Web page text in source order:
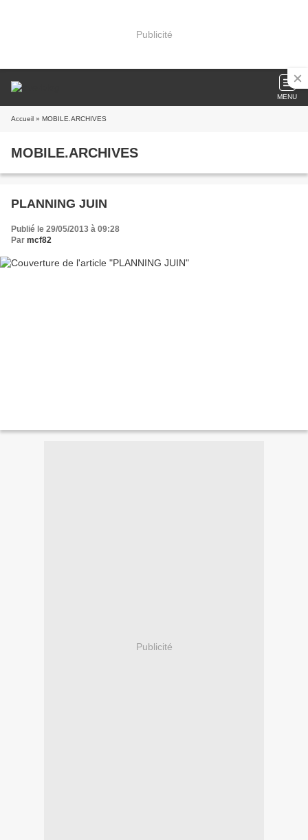
Publicité
MENU
Accueil » MOBILE.ARCHIVES
MOBILE.ARCHIVES
PLANNING JUIN
Publié le 29/05/2013 à 09:28
Par mcf82
Publicité